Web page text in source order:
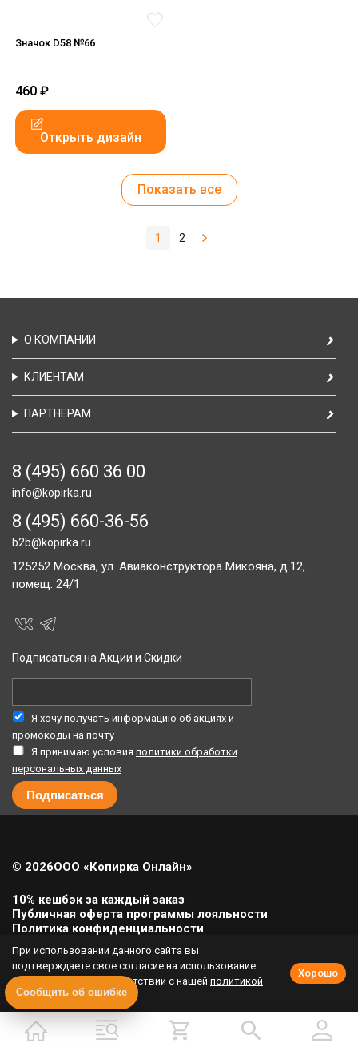
Значок D58 №66
460 ₽
Открыть дизайн
Показать все
1 2
О КОМПАНИИ
КЛИЕНТАМ
ПАРТНЕРАМ
8 (495) 660 36 00
info@kopirka.ru
8 (495) 660-36-56
b2b@kopirka.ru
125252 Москва, ул. Авиаконструктора Микояна, д.12,
помещ. 24/1
Подписаться на Акции и Скидки
Я хочу получать информацию об акциях и
промокоды на почту
Я принимаю условия политики обработки
персональных данных
© 2026ООО «Копирка Онлайн»
10% кешбэк за каждый заказ
Публичная оферта программы лояльности
Политика конфиденциальности
Урегулирование претензий
Полная версия сайта
При использовании данного сайта вы
подтверждаете свое согласие на использование
cookie-файлов в соответствии с нашей политикой
приватности.
Хорошо
Сообщить об ошибке